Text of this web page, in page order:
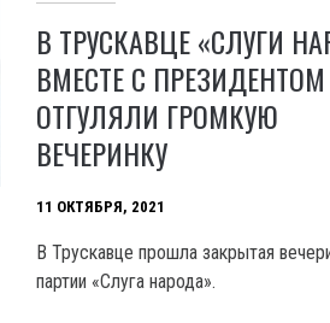
В ТРУСКАВЦЕ «СЛУГИ
ВМЕСТЕ С ПРЕЗИДЕНТОМ
ОТГУЛЯЛИ ГРОМКУЮ
ВЕЧЕРИНКУ
11 ОКТЯБРЯ, 2021
В Трускавце прошла закрытая
партии «Слуга народа».